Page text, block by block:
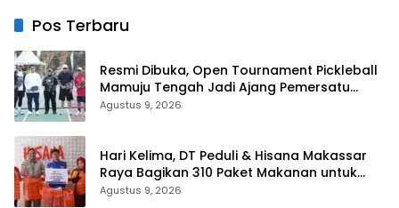
Keselamatan
Pos Terbaru
Resmi Dibuka, Open Tournament Pickleball
Mamuju Tengah Jadi Ajang Pemersatu
Antar daerah
Agustus 9, 2026
Hari Kelima, DT Peduli & Hisana Makassar
Raya Bagikan 310 Paket Makanan untuk
Korban Kebakaran Tallo
Agustus 9, 2026